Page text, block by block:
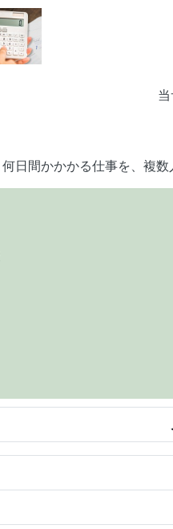
日間かかかる仕事を、複